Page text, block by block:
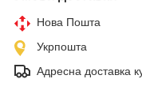
Нова Пошта
Укрпошта
Адресна доставка